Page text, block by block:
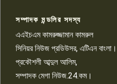
১০
সম্পাদক মন্ডলির সদস্য
এএইচএম কামরুজ্জামান কামরুল
সিনিয়র নিউজ প্রডিউসর, এটিএন বাংলা।
প্রকৌশলী আব্দুল আলিম,
সম্পাদক মেগা নিউজ.24.কম।